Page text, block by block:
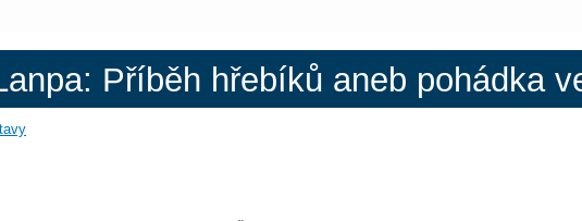
Příběh hřebíků aneb pohádka